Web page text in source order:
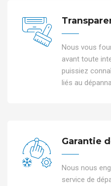
Nous vous
avant toute
puissiez
liés au
Garantie
Nous nous
service de